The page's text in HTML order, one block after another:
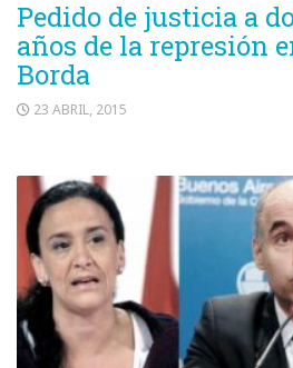
Pedido de justicia a
años de la represión
Borda
23 ABRIL, 2015